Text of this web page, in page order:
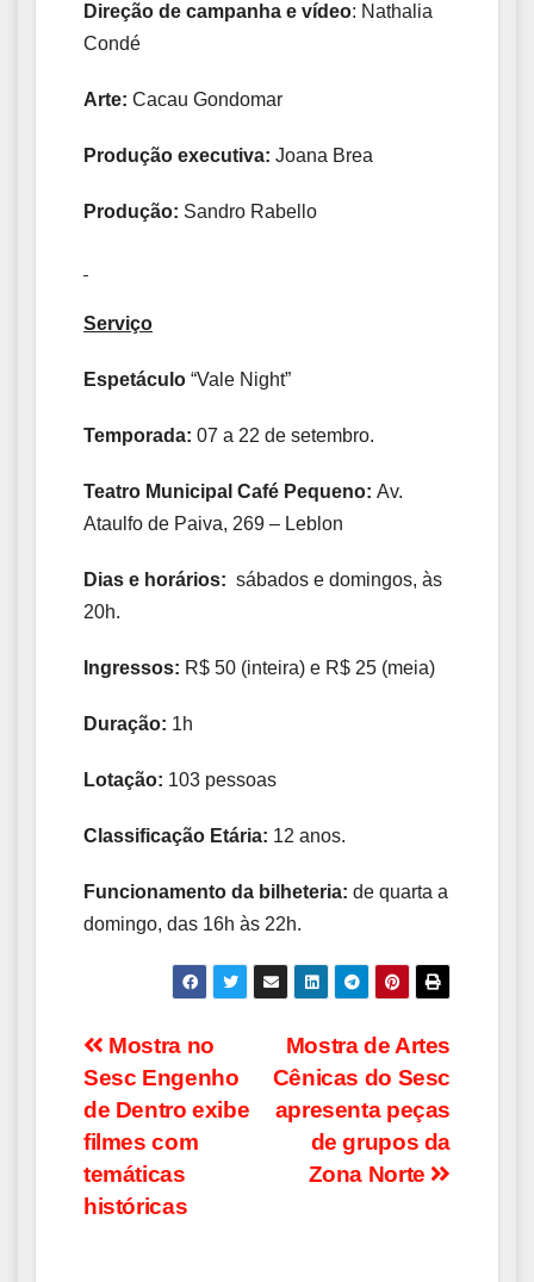
Direção de campanha e vídeo: Nathalia
Condé
Arte: Cacau Gondomar
Produção executiva: Joana Brea
Produção: Sandro Rabello
Serviço
Espetáculo “Vale Night”
Temporada: 07 a 22 de setembro.
Teatro Municipal Café Pequeno: Av.
Ataulfo de Paiva, 269 – Leblon
Dias e horários: sábados e domingos, às
20h.
Ingressos: R$ 50 (inteira) e R$ 25 (meia)
Duração: 1h
Lotação: 103 pessoas
Classificação Etária: 12 anos.
Funcionamento da bilheteria: de quarta a
domingo, das 16h às 22h.
Navegação
de
Post
Mostra de Artes
Cênicas do Sesc
apresenta peças
de grupos da
Zona Norte
Mostra no
Sesc Engenho
de Dentro exibe
filmes com
temáticas
históricas